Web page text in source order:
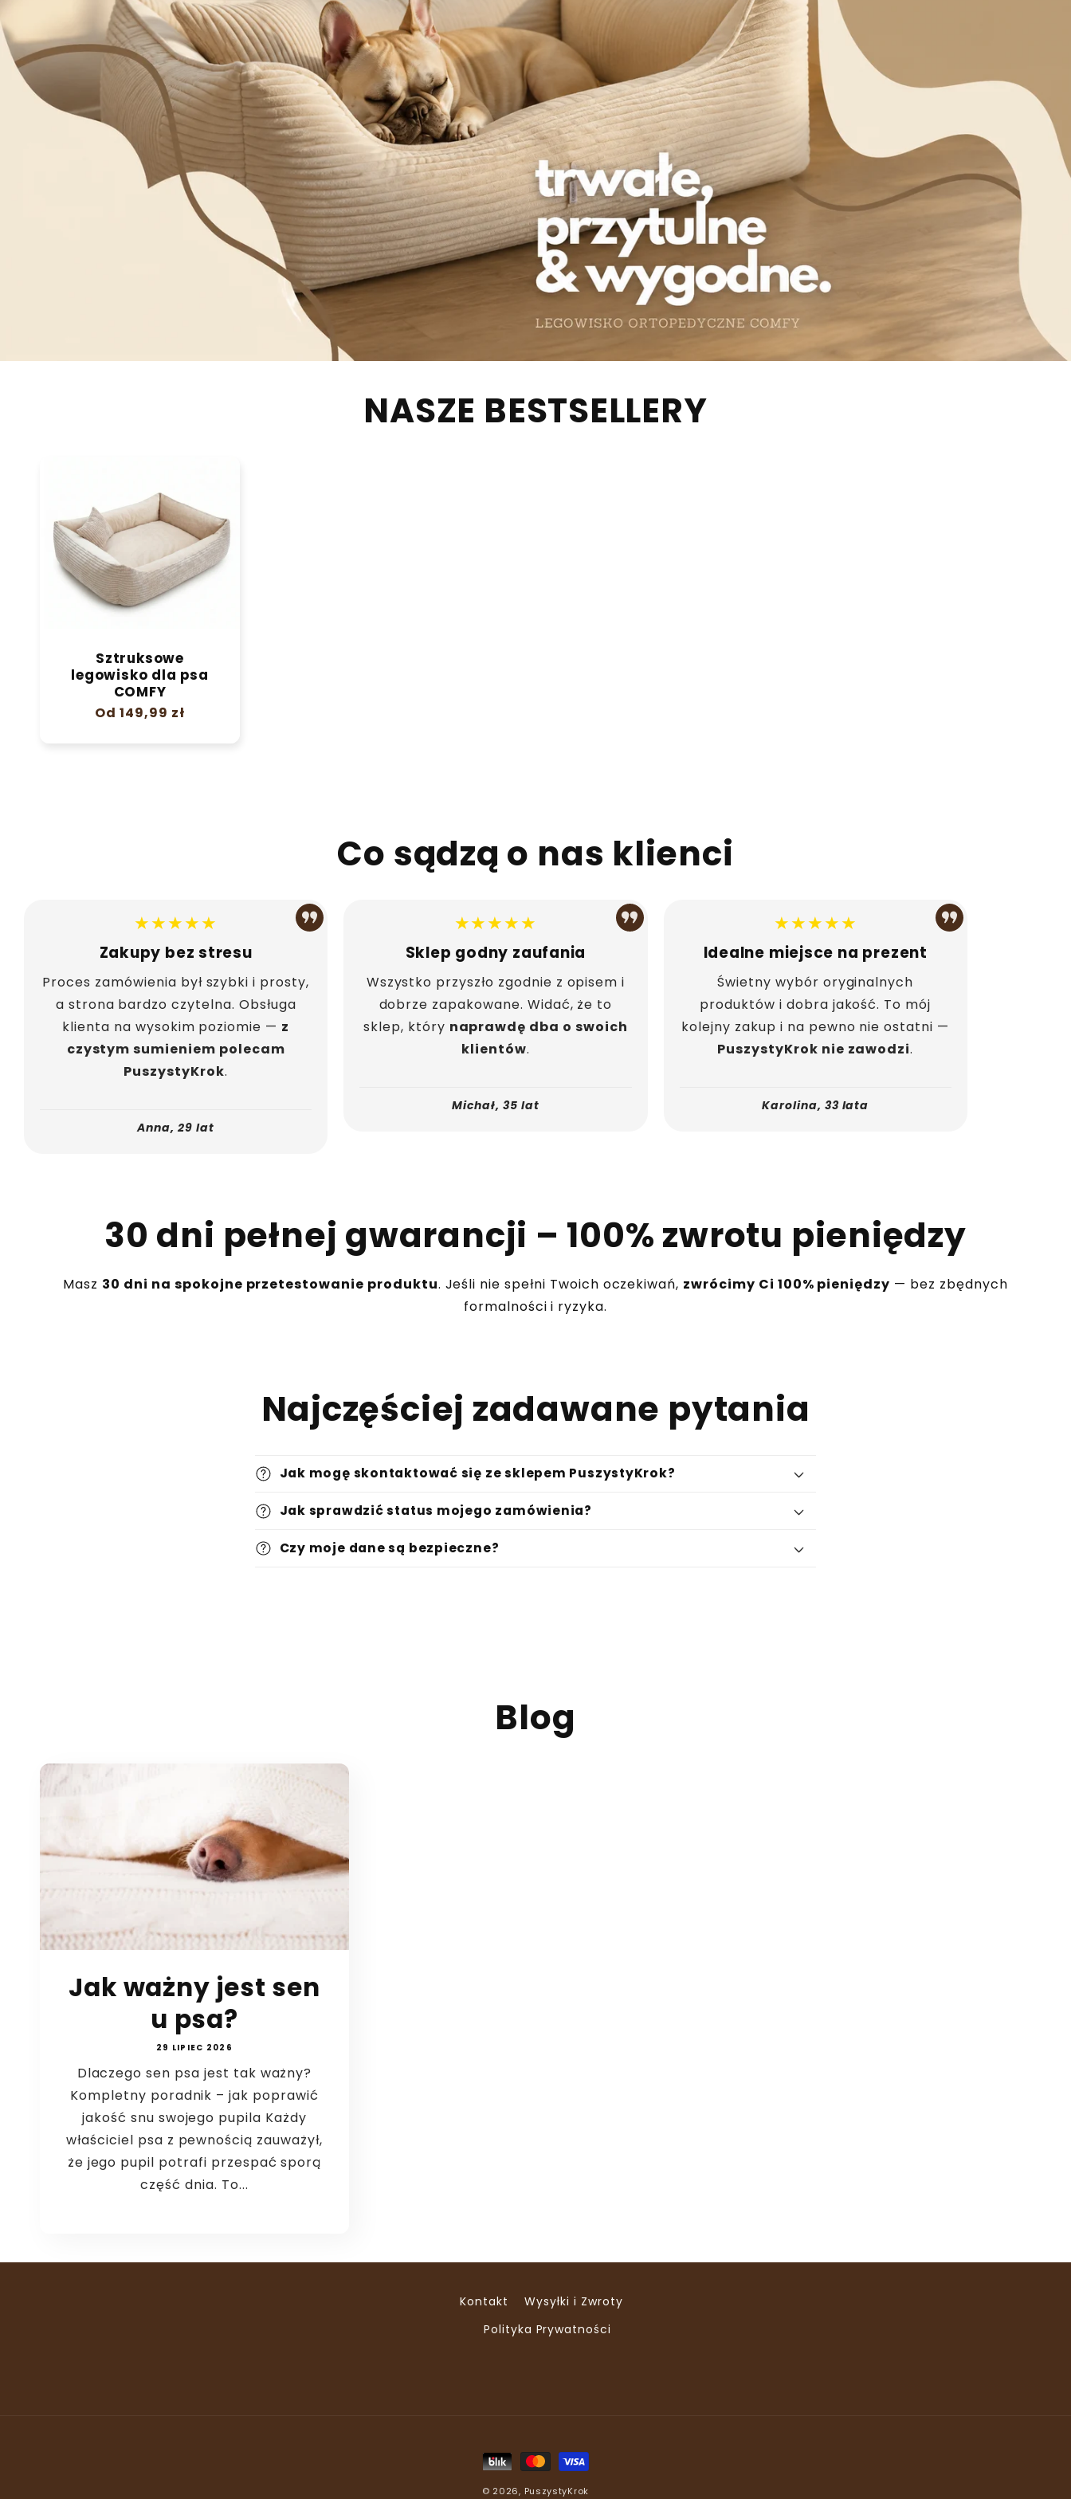
NASZE BESTSELLERY
Sztruksowe
legowisko dla psa
COMFY
Cena
Od 149,99 zł
Co sądzą o nas klienci
★★★★★
Zakupy bez stresu
Proces zamówienia był szybki i prosty,
a strona bardzo czytelna. Obsługa
klienta na wysokim poziomie — z
czystym sumieniem polecam
PuszystyKrok.
Anna, 29 lat
★★★★★
Sklep godny zaufania
Wszystko przyszło zgodnie z opisem i
dobrze zapakowane. Widać, że to
sklep, który naprawdę dba o swoich
klientów.
Michał, 35 lat
★★★★★
Idealne miejsce na prezent
Świetny wybór oryginalnych
produktów i dobra jakość. To mój
kolejny zakup i na pewno nie ostatni —
PuszystyKrok nie zawodzi.
Karolina, 33 lata
30 dni pełnej gwarancji – 100% zwrotu pieniędzy
Masz 30 dni na spokojne przetestowanie produktu. Jeśli nie spełni Twoich oczekiwań, zwrócimy Ci 100% pieniędzy — bez zbędnych
formalności i ryzyka.
Najczęściej zadawane pytania
Jak mogę skontaktować się ze sklepem PuszystyKrok?
Jak sprawdzić status mojego zamówienia?
Czy moje dane są bezpieczne?
Blog
Jak ważny jest sen
u psa?
29 LIPIEC 2026
Dlaczego sen psa jest tak ważny?
Kompletny poradnik – jak poprawić
jakość snu swojego pupila Każdy
właściciel psa z pewnością zauważył,
że jego pupil potrafi przespać sporą
część dnia. To...
Kontakt
Wysyłki i Zwroty
Polityka Prywatności
Metody
płatności
© 2026, PuszystyKrok